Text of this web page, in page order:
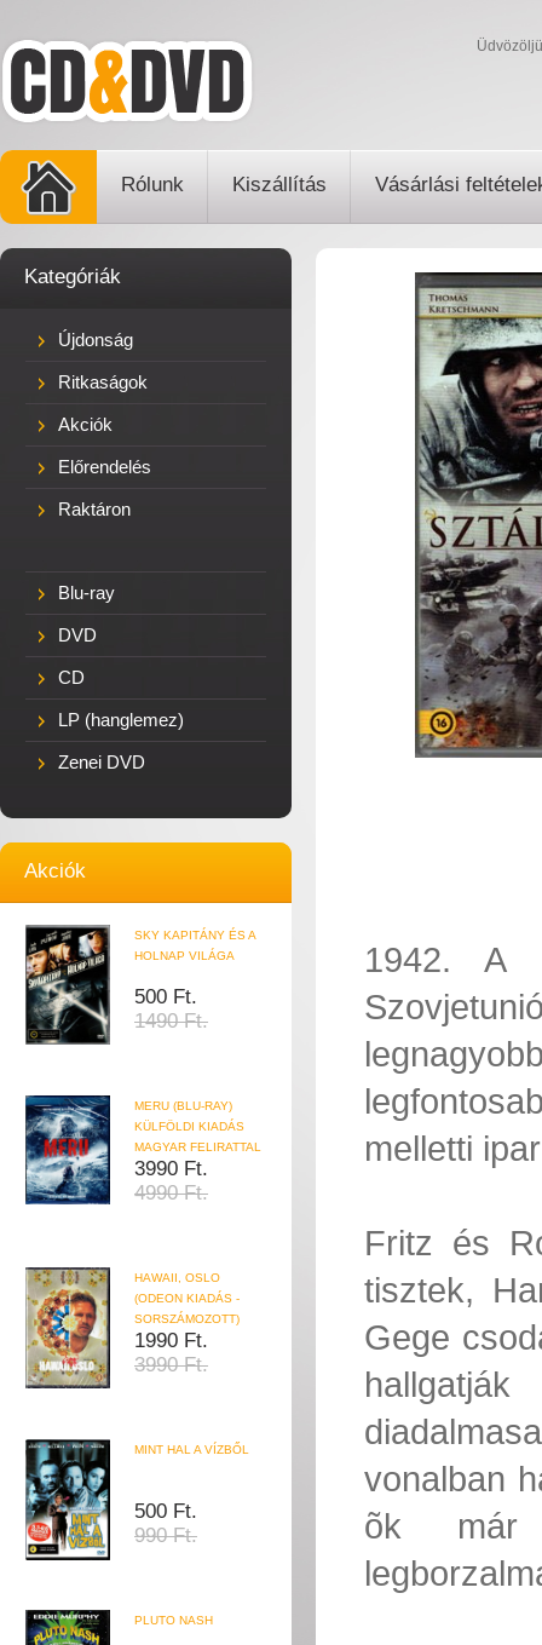
Rólunk Kiszállítás Vásárlási
Kategóriák
Újdonság
Ritkaságok
Akciók
Előrendelés
Raktáron
Blu-ray
DVD
CD
LP (hanglemez)
Zenei DVD
Akciók
SKY KAPITÁNY ÉS A
HOLNAP VILÁGA
500 Ft.
1490 Ft.
MERU (BLU-RAY)
KÜLFÖLDI KIADÁS
MAGYAR FELIRATTAL
3990 Ft.
4990 Ft.
HAWAII, OSLO
(ODEON KIADÁS -
SORSZÁMOZOTT)
1990 Ft.
3990 Ft.
MINT HAL A VÍZBŐL
500 Ft.
990 Ft.
PLUTO NASH
1942. A
melletti
Fritz és
tisztek,
Gege
vonalban
õk már